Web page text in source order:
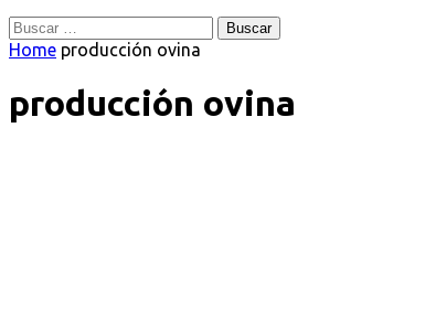
Buscar:
Home producción ovina
producción ovina